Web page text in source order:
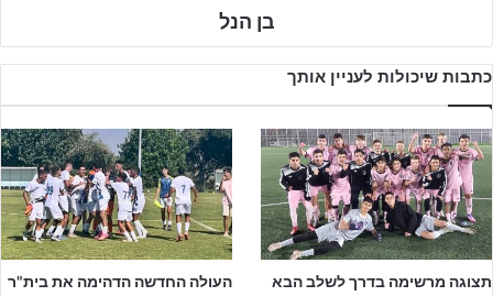
העונה הקודמת הייתה עונה לא קלה בלשון המעטה עבור השנתון הזה,
אך ככל שהשחקנים השתפרו ולמדו כך גם התוצאות באו בהתאם, ואפשר
בן הנל
כתבות שיכולות לעניין אותך
תצוגה מרשימה בדרך לשלב הבא
העולה החדשה הדהימה את בית"ר